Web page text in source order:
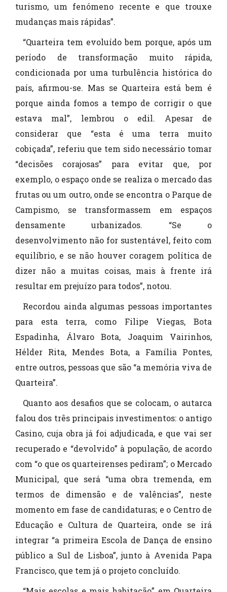
turismo, um fenómeno recente e que trouxe
mudanças mais rápidas”.
“Quarteira tem evoluído bem porque, após um
período de transformação muito rápida,
condicionada por uma turbulência histórica do
país, afirmou-se. Mas se Quarteira está bem é
porque ainda fomos a tempo de corrigir o que
estava mal”, lembrou o edil. Apesar de
considerar que “esta é uma terra muito
cobiçada”, referiu que tem sido necessário tomar
“decisões corajosas” para evitar que, por
exemplo, o espaço onde se realiza o mercado das
frutas ou um outro, onde se encontra o Parque de
Campismo, se transformassem em espaços
densamente urbanizados. “Se o
desenvolvimento não for sustentável, feito com
equilíbrio, e se não houver coragem política de
dizer não a muitas coisas, mais à frente irá
resultar em prejuízo para todos”, notou.
Recordou ainda algumas pessoas importantes
para esta terra, como Filipe Viegas, Bota
Espadinha, Álvaro Bota, Joaquim Vairinhos,
Hélder Rita, Mendes Bota, a Família Pontes,
entre outros, pessoas que são “a memória viva de
Quarteira”.
Quanto aos desafios que se colocam, o autarca
falou dos três principais investimentos: o antigo
Casino, cuja obra já foi adjudicada, e que vai ser
recuperado e “devolvido” à população, de acordo
com “o que os quarteirenses pediram”; o Mercado
Municipal, que será “uma obra tremenda, em
termos de dimensão e de valências”, neste
momento em fase de candidaturas; e o Centro de
Educação e Cultura de Quarteira, onde se irá
integrar “a primeira Escola de Dança de ensino
público a Sul de Lisboa”, junto à Avenida Papa
Francisco, que tem já o projeto concluído.